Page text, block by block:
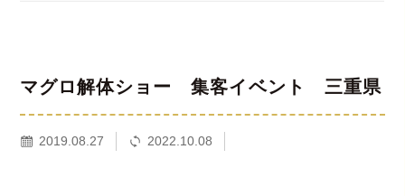
マグロ解体ショー 集客イベント 三重県
2019.08.27 2022.10.08